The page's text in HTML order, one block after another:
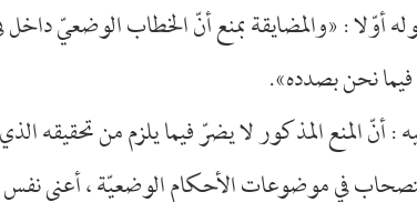
أوّلا : «والمضايقة بمنع أنّ الخطاب الوضعيّ
نحن بصدده».
: أنّ المنع المذكور لا يضرّ فيما يلزم من تحقيقه
في موضوعات الأحكام الوضعيّة ، أعني نفس